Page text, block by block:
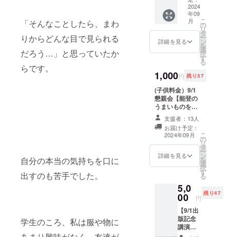
「そんなことしたら、まわ
りからどんな目で見られる
だろう…」と思っていたか
らです。
自分の本当の気持ちを口に
出すのも苦手でした。
学生のころ、私は服や物に
合のみ
対応い
たしま
す。 こ
のリ
ターン
を通じ
子の書
籍をお
楽しみ
いただ
きなが
ら、富
山の昆
布締め
専門店
が厳選
した美
味しい
布締め
セット
をお楽
しみく
ださ
い。皆
様のご
メッ
セージ
をお送
りする
正確な
メール
提供を
お願い
いたし
ます。
このリ
ターン
を通じ
て、坂
下賀英
子の書
籍をお
楽しみ
き、感
謝の気
持ちを
お伝え
できれ
ば幸い
です。
経過を
シェア
静岡県
力（ソ
ルトさ
下、マ
ネット
ワーク
を用い
て防災
の知恵
を共有
したい
思い、
防災
の協定
につい
て ベビ
ステテ
ントの
紹介 ・
じ立場
の仲間
と繋が
る貴重
な機会
内容
加：プ
ロの
ケータ
リング
チーム
が提供
する本
BBQを
楽しめ
9月1日
（土）
12:00～
14:00：
BBQ ・
会場 能
す。こ
のセミ
ナーで
は、震
災後の
有し、
心の支
援物資
の重要
性につ
いて考
えま
す。書
籍1冊と
セミ
ナー参
イブ配
信が
セット
になっ
たリ
ターン
下賀英
子とレ
モンさ
んによ
るコラ
ボセミ
ナー
半島地
震から
支援の
あり方
を考え
開催し
ます。
このセ
ミナー
では、
経験を
共有
し、心
の支援
物資の
重要性
2024
年09
月
詳細を見る
こ
の
リ
タ
ー
ン
を
選
択
す
る
1,000円 残り37
(子供料金）9/1
懇親会【能登の
うまいものを食
べながらママの
生き方を語り合
うBBQ大会】 大
人が参加してい
る場合、子供は
特別料金で参加
できます。 BBQ
チームが提供す
る本格的なBBQ
を楽しめます。
・日時 9月1日
（土） 12:00～
14:00：BBQ 会
支援者：13人
お届け予定：
2024年09月
詳細を見る
こ
の
リ
タ
ー
ン
を
選
択
す
る
5,0
00 円
残り47
【9/1出
版記念
講演
会